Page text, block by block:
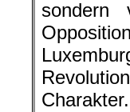
sondern
Charakter.